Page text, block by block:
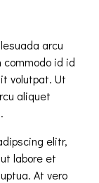
arcu
id id
volutpat. Ut
aliquet
elitr,
labore et
At vero